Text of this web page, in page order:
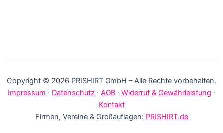
Copyright © 2026 PRISHIRT GmbH – Alle Rechte vorbehalten.
Impressum · Datenschutz · AGB · Widerruf & Gewährleistung ·
Kontakt
Firmen, Vereine & Großauflagen: PRISHIRT.de